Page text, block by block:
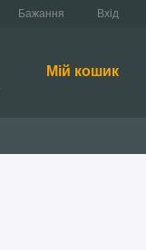
Бажання Вхід
Мій кошик